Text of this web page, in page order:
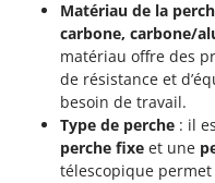
Matériau de la
carbone, carbone/
matériau offre des
de résistance et
besoin de travail.
Type de perche : il
perche fixe et une
télescopique